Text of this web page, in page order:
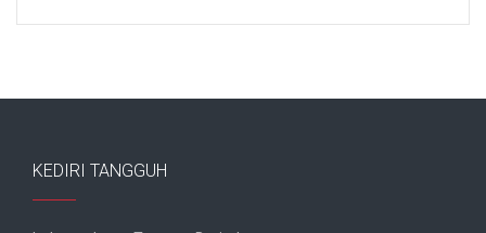
KEDIRI TANGGUH